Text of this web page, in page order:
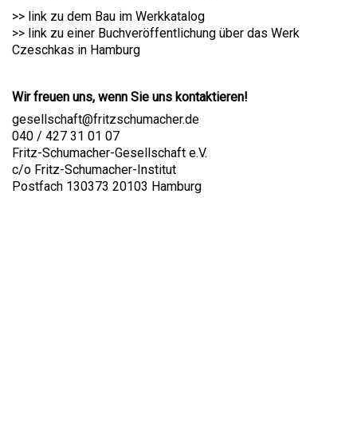
>> link zu dem Bau im Werkkatalog
>> link zu einer Buchveröffentlichung über das Werk
Czeschkas in Hamburg
Wir freuen uns, wenn Sie uns kontaktieren!
gesellschaft@fritzschumacher.de
040 / 427 31 01 07
Fritz-Schumacher-Gesellschaft e.V.
c/o Fritz-Schumacher-Institut
Postfach 130373 20103 Hamburg